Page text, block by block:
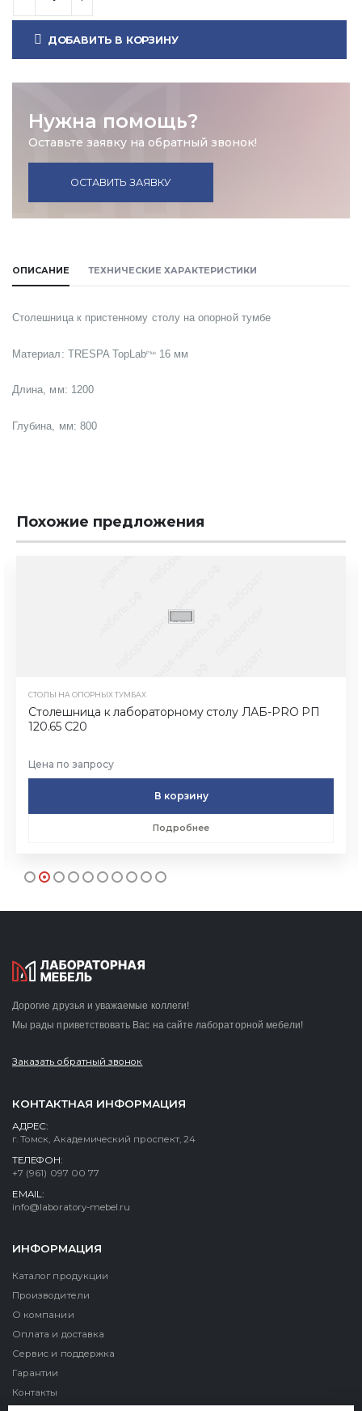
ДОБАВИТЬ В КОРЗИНУ
Нужна помощь?
Оставьте заявку на обратный звонок!
ОСТАВИТЬ ЗАЯВКУ
ОПИСАНИЕ ТЕХНИЧЕСКИЕ ХАРАКТЕРИСТИКИ
Столешница к пристенному столу на опорной тумбе
Материал: TRESPA TopLabPlus16 мм
Длина, мм: 1200
Глубина, мм: 800
Похожие предложения
СТОЛЫ НА ОПОРНЫХ ТУМБАХ
Столешница к лабораторному столу ЛАБ-PRO РП
120.65 С20
Цена по запросу
В корзину
Подробнее
Дорогие друзья и уважаемые коллеги!
Мы рады приветствовать Вас на сайте лабораторной мебели!
Заказать обратный звонок
КОНТАКТНАЯ ИНФОРМАЦИЯ
АДРЕС:
г. Томск, Академический проспект, 24
ТЕЛЕФОН:
+7 (961) 097 00 77
EMAIL:
info@laboratory-mebel.ru
ИНФОРМАЦИЯ
Каталог продукции
Производители
О компании
Оплата и доставка
Сервис и поддержка
Гарантии
Контакты